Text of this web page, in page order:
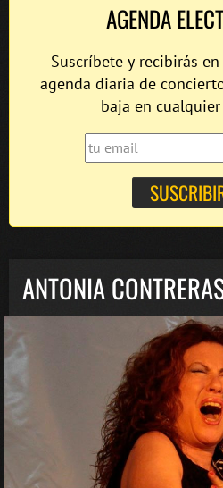
AGENDA
Suscríbete y recibirás
agenda diaria de
baja en
ANTONIA